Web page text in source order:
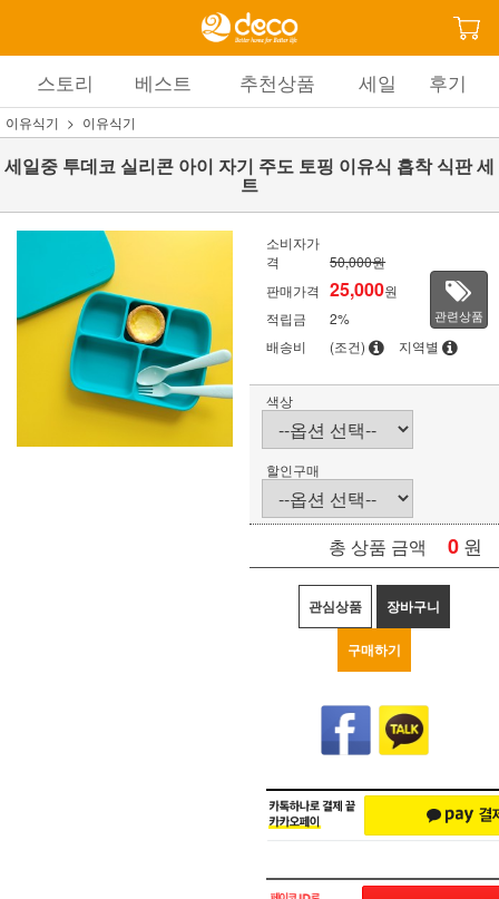
스토리 베스트 추천상품 세일 후기
이유식기 이유식기
세일중 투데코 실리콘 아이 자기 주도 토핑 이유식 흡착 식판 세
트
소비자가
격
50,000원
판매가격 25,000원
적립금
2%
배송비
(조건) 지역별
관련상품
색상
할인구매
총 상품 금액 0 원
관심상품 장바구니
구매하기